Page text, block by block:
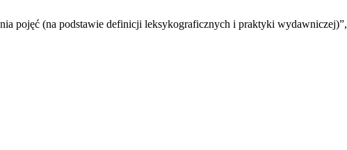
pojęć (na podstawie definicji leksykograficznych i praktyki wydawniczej)”,